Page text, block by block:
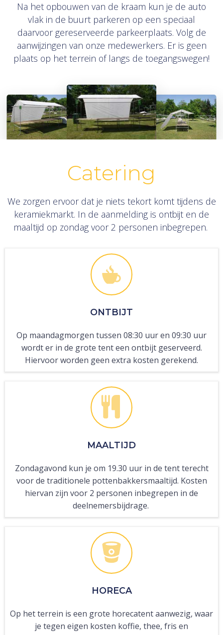
Na het opbouwen van de kraam kun je de auto
vlak in de buurt parkeren op een speciaal
daarvoor gereserveerde parkeerplaats. Volg de
aanwijzingen van onze medewerkers. Er is geen
plaats op het terrein of langs de toegangswegen!
Catering
We zorgen ervoor dat je niets tekort komt tijdens de
keramiekmarkt. In de aanmelding is ontbijt en de
maaltijd op zondag voor 2 personen inbegrepen.
ONTBIJT
Op maandagmorgen tussen 08:30 uur en 09:30 uur
wordt er in de grote tent een ontbijt geserveerd.
Hiervoor worden geen extra kosten gerekend.
MAALTIJD
Zondagavond kun je om 19.30 uur in de tent terecht
voor de traditionele pottenbakkersmaaltijd. Kosten
hiervan zijn voor 2 personen inbegrepen in de
deelnemersbijdrage.
HORECA
Op het terrein is een grote horecatent aanwezig, waar
je tegen eigen kosten koffie, thee, fris en